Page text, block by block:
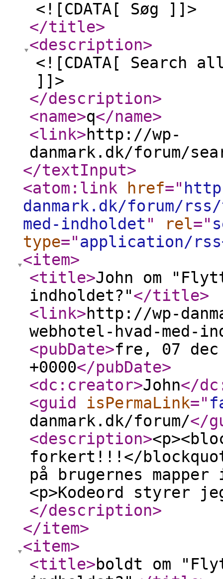
<![CDATA[ Søg ]]>
</title>
<description>
<![CDATA[ Search
]]>
</description>
<name>q</name>
<link>http://wp-
danmark.dk/forum/
</textInput>
<atom:link
href="
danmark.dk/forum/
med-indholdet" rel="
type="application/
<item>
<title>John om
indholdet?"</title>
<link>http://wp-
webhotel-hvad-med-
<pubDate>fre, 07 dec
+0000</pubDate>
<dc:creator>John</
<guid
isPermaLink="
danmark.dk/forum/</
<description>
forkert!!!</
på brugernes
<p>Kodeord styrer
</description>
</item>
<item>
<title>boldt om